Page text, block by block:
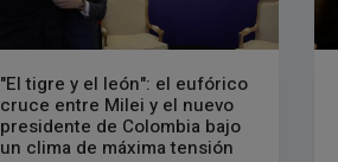
"El tigre y el león": el eufórico
cruce entre Milei y el nuevo
presidente de Colombia bajo
un clima de máxima tensión